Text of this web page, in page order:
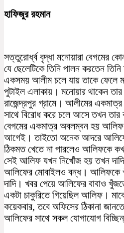
হাফিজুর রহমান
সত্তুরোর্ধ্ব বৃদ্ধা মনোয়ারা বেগমের
যে ছেলেটিকে তিনি পালন করতেন
একসময় আলীম চলে যায় তাকে ফেলে
পুটাইল এলাকায়। মনোয়ার থাকেন তার
রাজেন্দ্রপুর গ্রামে। আলীমের
সাথে বিরোধ করে চলে আসে তখন তার
বেগমের একমাত্র অবলম্বন হয়
আগেই। তাইতো অনেক আদরে
ঠিকমত খেতে না পারলেও আলিফকে
সেই আলিফ যখন নিখোঁজ হয় তখন দাদি
আলিফের মোবাইলও বন্ধ। আলিফকে
দাদি। খবর পেয়ে আলিফের বাবাও
একটা চাকুরিতে গিয়েছিল আলিফ।
কয়েকবার, তবে অফিসের ঠিকানা
আলিফের সাথে সকল যোগাযোগ